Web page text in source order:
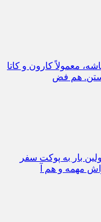
معمولاً کارون و کاتا
هستن. هم فض
بار به پوکت سفر
مهمه و هم آ